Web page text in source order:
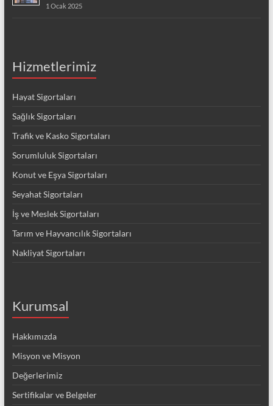
1 Ocak 2025
Hizmetlerimiz
Hayat Sigortaları
Sağlık Sigortaları
Trafik ve Kasko Sigortaları
Sorumluluk Sigortaları
Konut ve Eşya Sigortaları
Seyahat Sigortaları
İş ve Meslek Sigortaları
Tarım ve Hayvancılık Sigortaları
Nakliyat Sigortaları
Kurumsal
Hakkımızda
Misyon ve Misyon
Değerlerimiz
Sertifikalar ve Belgeler